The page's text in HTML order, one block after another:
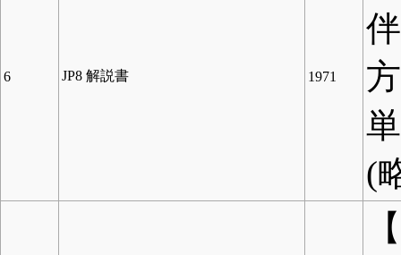
6 JP8 解説書 1971
(